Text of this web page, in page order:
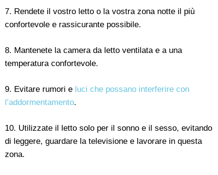
7. Rendete il vostro letto o la vostra zona notte il più
confortevole e rassicurante possibile.
8. Mantenete la camera da letto ventilata e a una
temperatura confortevole.
9. Evitare rumori e luci che possano interferire con
l’addormentamento.
10. Utilizzate il letto solo per il sonno e il sesso, evitando
di leggere, guardare la televisione e lavorare in questa
zona.